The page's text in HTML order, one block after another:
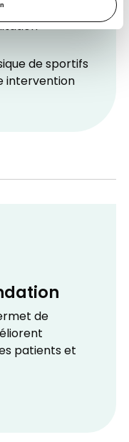
d’un
de sportifs
intervention
de
patients et